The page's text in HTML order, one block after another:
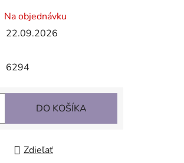
Na objednávku
22.09.2026
6294
DO KOŠÍKA
Zdieľať